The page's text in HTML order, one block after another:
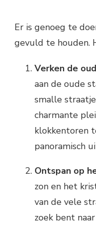
Er is genoeg te
gevuld te houden.
Verken de
aan de oude
smalle
charmante
klokkentoren
panoramisch
Ontspan op
zon en het
van de vele
zoek bent